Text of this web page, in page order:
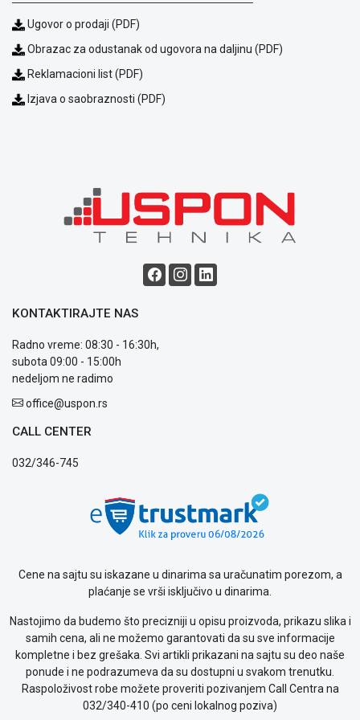
WEB
KREDIT
Ugovor o prodaji (PDF)
Obrazac za odustanak od ugovora na daljinu (PDF)
Reklamacioni list (PDF)
Izjava o saobraznosti (PDF)
KONTAKTIRAJTE NAS
Radno vreme: 08:30 - 16:30h,
subota 09:00 - 15:00h
nedeljom ne radimo
office@uspon.rs
CALL CENTER
032/346-745
Cene na sajtu su iskazane u dinarima sa uračunatim porezom, a
plaćanje se vrši isključivo u dinarima.
Nastojimo da budemo što precizniji u opisu proizvoda, prikazu slika i
samih cena, ali ne možemo garantovati da su sve informacije
kompletne i bez grešaka. Svi artikli prikazani na sajtu su deo naše
ponude i ne podrazumeva da su dostupni u svakom trenutku.
Raspoloživost robe možete proveriti pozivanjem Call Centra na
032/340-410 (po ceni lokalnog poziva)